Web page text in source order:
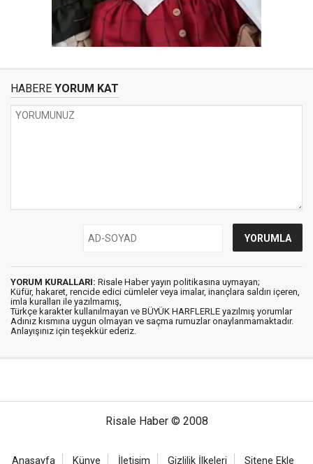
HABERE YORUM KAT
YORUM KURALLARI: Risale Haber yayın politikasına uymayan;
Küfür, hakaret, rencide edici cümleler veya imalar, inançlara saldırı içeren,
imla kuralları ile yazılmamış,
Türkçe karakter kullanılmayan ve BÜYÜK HARFLERLE yazılmış yorumlar
Adınız kısmına uygun olmayan ve saçma rumuzlar onaylanmamaktadır.
Anlayışınız için teşekkür ederiz.
Risale Haber © 2008
Anasayfa Künye İletişim Gizlilik İlkeleri Sitene Ekle